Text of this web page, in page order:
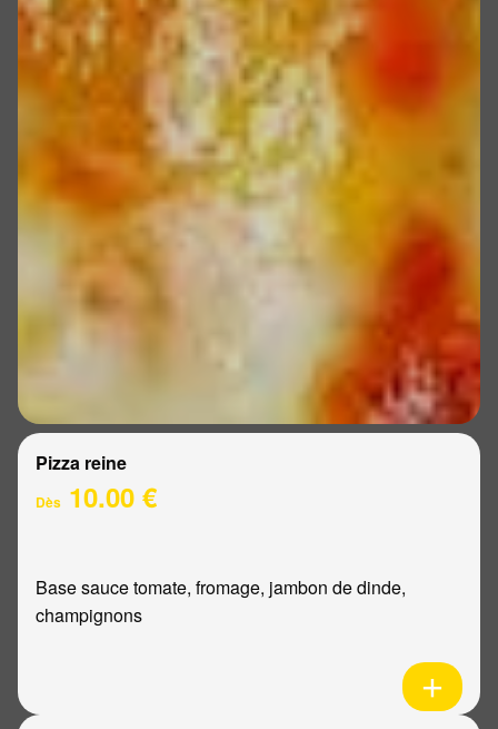
Pizza reine
Dès 10.00 €
Base sauce tomate, fromage, jambon de dinde,
champignons